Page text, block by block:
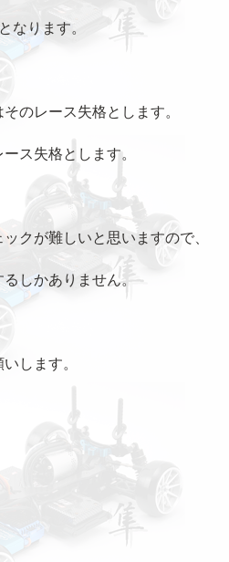
なります。
のレース失格とします。
ス失格とします。
クが難しいと思いますので、
しかありません。
します。